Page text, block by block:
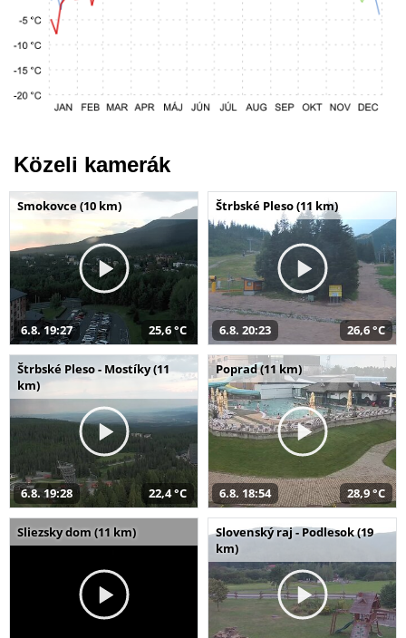
Közeli kamerák
Smokovce (10 km)
6.8. 19:27 25,6 °C
Štrbské Pleso (11 km)
6.8. 20:23 26,6 °C
Štrbské Pleso - Mostíky (11
km)
6.8. 19:28 22,4 °C
Poprad (11 km)
6.8. 18:54 28,9 °C
Sliezsky dom (11 km)
Slovenský raj - Podlesok (19
km)